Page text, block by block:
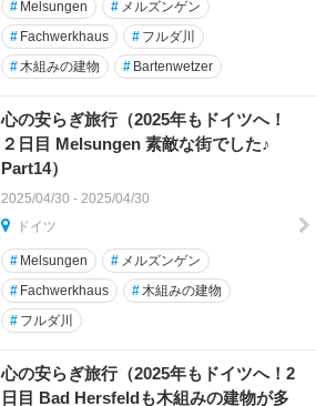
# Melsungen # メルズンゲン
# Fachwerkhaus # フルダ川
# 木組みの建物 # Bartenwetzer
心の安らぎ旅行（2025年もドイツへ！
２日目 Melsungen 素敵な街でした♪
Part14）
2025/04/30 - 2025/04/30
ドイツ
# Melsungen # メルズンゲン
# Fachwerkhaus # 木組みの建物
# フルダ川
心の安らぎ旅行（2025年もドイツへ！2
日目 Bad Hersfeldも木組みの建物が多